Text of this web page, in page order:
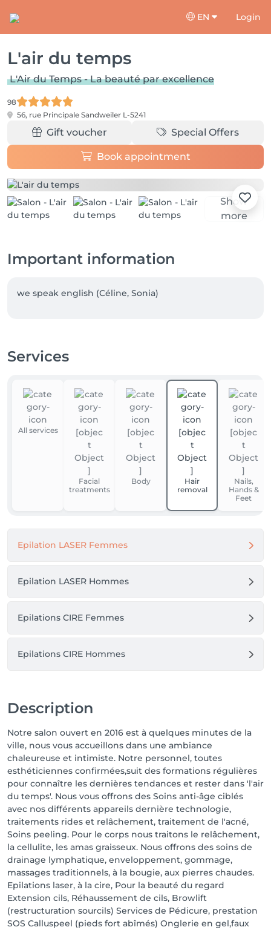
EN Login
L'air du temps
L'Air du Temps - La beauté par excellence
98
56, rue Principale Sandweiler L-5241
Gift voucher Special Offers
Book appointment
Show
more
Important information
we speak english (Céline, Sonia)
Services
All services
Facial
treatments
Body
Hair
removal
Nails,
Hands &
Feet
Epilation LASER Femmes
Epilation LASER Hommes
Epilations CIRE Femmes
Epilations CIRE Hommes
Description
Notre salon ouvert en 2016 est à quelques minutes de la
ville, nous vous accueillons dans une ambiance
chaleureuse et intimiste. Notre personnel, toutes
esthéticiennes confirmées,suit des formations régulières
pour connaître les dernières tendances et rester dans 'l'air
du temps'. Nous vous offrons des Soins anti-âge ciblés
avec nos différents appareils dernière technologie,
traitements rides et relâchement, traitement de l'acné,
Soins peeling. Pour le corps nous traitons le relâchement,
la cellulite, les amas graisseux. Nous offrons des soins de
drainage lymphatique, enveloppement, gommage,
massages traditionnels, à la bougie, aux pierres chaudes.
Epilations laser, à la cire, Pour la beauté du regard
Extension cils, Réhaussement de cils, Browlift
(restructuration sourcils) Services de Pédicure, prestation
SOS Calluspeel (pieds fort abîmés) Onglerie en gel,faux